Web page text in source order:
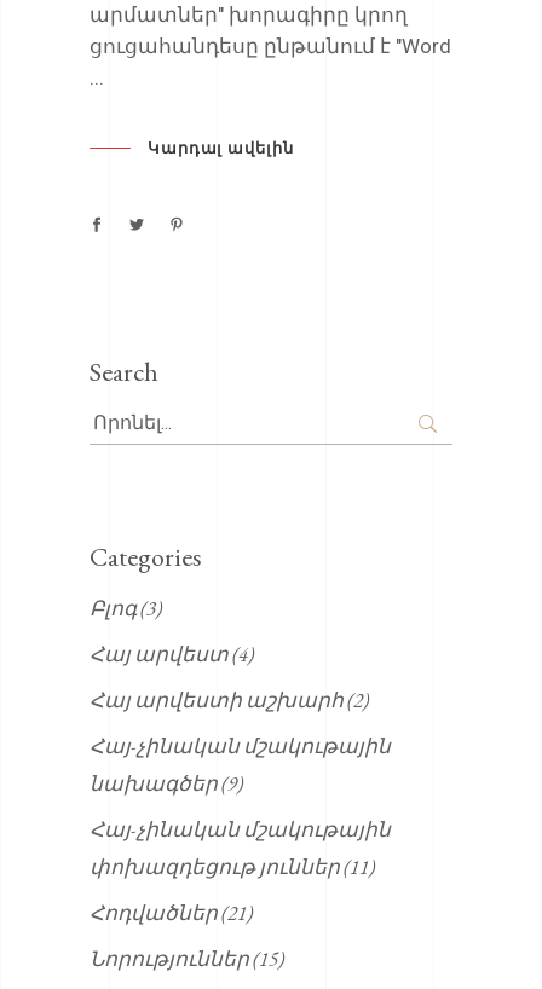
արմատներ" խորագիրը կրող
ցուցահանդեսը ընթանում է "Word
Կարդալ ավելին
Search
Search
for:
Categories
Բլոգ(3)
Հայ արվեստ(4)
Հայ արվեստի աշխարհ(2)
Հայ-չինական մշակութային
նախագծեր(9)
Հայ-չինական մշակութային
փոխազդեցութ յուններ(11)
Հոդվածներ(21)
Նորություններ(15)